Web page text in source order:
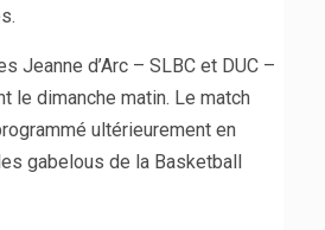
Jeanne d’Arc – SLBC et DUC –
le dimanche matin. Le match
ultérieurement en
gabelous de la Basketball